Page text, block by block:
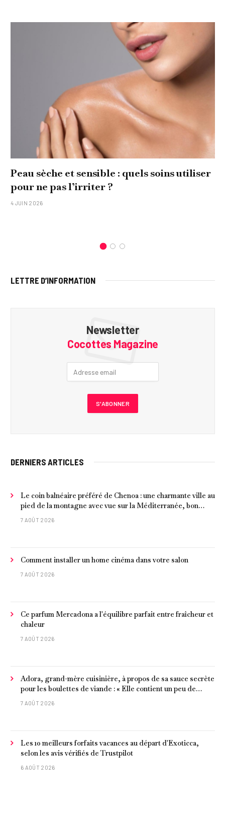
Peau sèche et sensible : quels soins utiliser
pour ne pas l’irriter ?
4 JUIN 2026
LETTRE D’INFORMATION
Newsletter
Cocottes Magazine
DERNIERS ARTICLES
Le coin balnéaire préféré de Chenoa : une charmante ville au
pied de la montagne avec vue sur la Méditerranée, bon
poisson et criques isolées
7 AOÛT 2026
Comment installer un home cinéma dans votre salon
7 AOÛT 2026
Ce parfum Mercadona a l'équilibre parfait entre fraîcheur et
chaleur
7 AOÛT 2026
Adora, grand-mère cuisinière, à propos de sa sauce secrète
pour les boulettes de viande : « Elle contient un peu de
curcuma, du poivre, une poignée d'amandes et des tomates
7 AOÛT 2026
Les 10 meilleurs forfaits vacances au départ d'Exoticca,
selon les avis vérifiés de Trustpilot
6 AOÛT 2026